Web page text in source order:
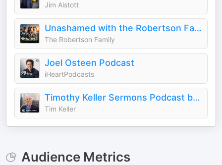
Jim Alstott
Unashamed with the Robertson Family
The Robertson Family
Joel Osteen Podcast
iHeartPodcasts
Timothy Keller Sermons Podcast by Gospel in Life
Tim Keller
Audience Metrics